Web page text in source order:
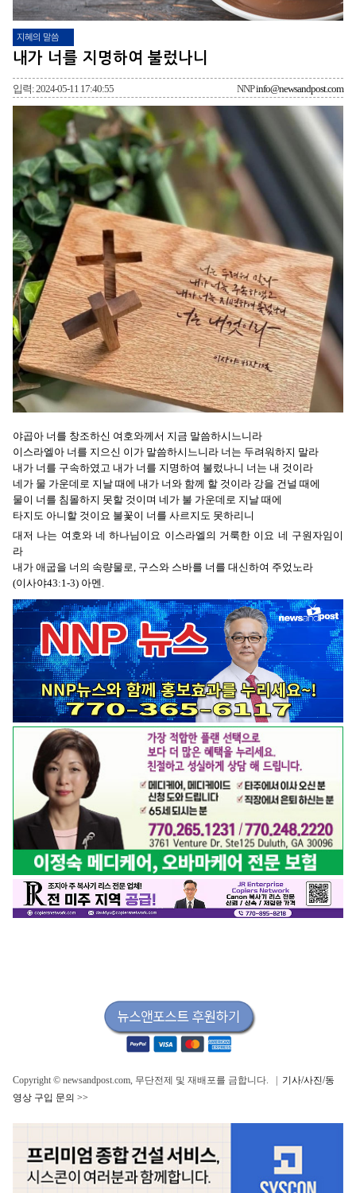
지혜의 말씀
내가 너를 지명하여 불렀나니
입력: 2024-05-11 17:40:55 NNPinfo@newsandpost.com
야곱아 너를 창조하신 여호와께서 지금 말씀하시느니라
이스라엘아 너를 지으신 이가 말씀하시느니라 너는 두려워하지 말라
내가 너를 구속하였고 내가 너를 지명하여 불렀나니 너는 내 것이라
네가 물 가운데로 지날 때에 내가 너와 함께 할 것이라 강을 건널 때에
물이 너를 침몰하지 못할 것이며 네가 불 가운데로 지날 때에
타지도 아니할 것이요 불꽃이 너를 사르지도 못하리니
대저 나는 여호와 네 하나님이요 이스라엘의 거룩한 이요 네 구원자임이
라
내가 애굽을 너의 속량물로, 구스와 스바를 너를 대신하여 주었노라
(이사야43:1-3) 아멘.
Copyright © newsandpost.com, 무단전제 및 재배포를 금합니다. | 기사/사진/동
영상 구입 문의 >>